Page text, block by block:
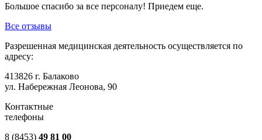
Большое спасибо за все персоналу! Приедем еще.
Все отзывы
Разрешенная медицинская деятельность осуществляется по
адресу:
413826 г. Балаково
ул. Набережная Леонова, 90
Контактные
телефоны
8 (8453) 49 81 00